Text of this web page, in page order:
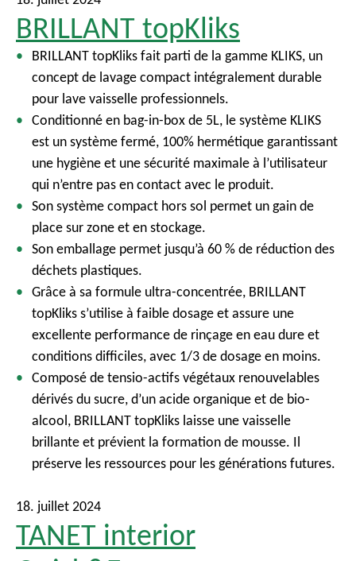
BRILLANT topKliks
BRILLANT topKliks fait parti de la gamme KLIKS, un
concept de lavage compact intégralement durable
pour lave vaisselle professionnels.
Conditionné en bag-in-box de 5L, le système KLIKS
est un système fermé, 100% hermétique garantissant
une hygiène et une sécurité maximale à l’utilisateur
qui n’entre pas en contact avec le produit.
Son système compact hors sol permet un gain de
place sur zone et en stockage.
Son emballage permet jusqu’à 60 % de réduction des
déchets plastiques.
Grâce à sa formule ultra-concentrée, BRILLANT
topKliks s’utilise à faible dosage et assure une
excellente performance de rinçage en eau dure et
conditions difficiles, avec 1/3 de dosage en moins.
Composé de tensio-actifs végétaux renouvelables
dérivés du sucre, d’un acide organique et de bio-
alcool, BRILLANT topKliks laisse une vaisselle
brillante et prévient la formation de mousse. Il
préserve les ressources pour les générations futures.
18. juillet 2024
TANET interior